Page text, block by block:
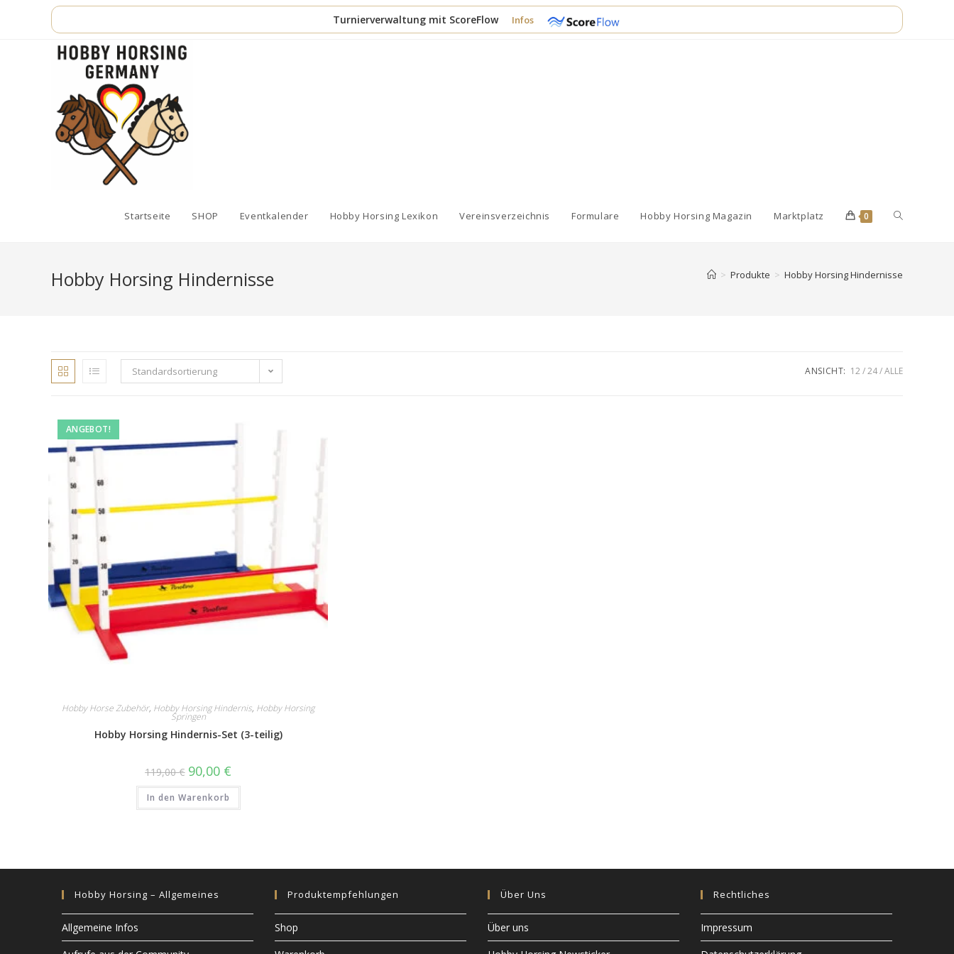
Turnierverwaltung mit ScoreFlow Infos
Startseite SHOP Eventkalender Hobby Horsing Lexikon Vereinsverzeichnis Formulare Hobby Horsing Magazin Marktplatz 0 Website-
Hobby Horsing Hindernisse > Produkte > Hobby Horsing Hindernisse
Standardsortierung ANSICHT: 12 24 ALLE
ANGEBOT!
Hobby Horse Zubehör, Hobby Horsing Hindernis, Hobby Horsing
Springen
Hobby Horsing Hindernis-Set (3-teilig)
119,00€ Ursprünglicher
Preis
war:
119,00 €
90,00 €
ist:
In den Warenkorb
Hobby Horsing – Allgemeines
Allgemeine Infos
Produktempfehlungen
Shop
Über Uns
Über uns
Rechtliches
Impressum